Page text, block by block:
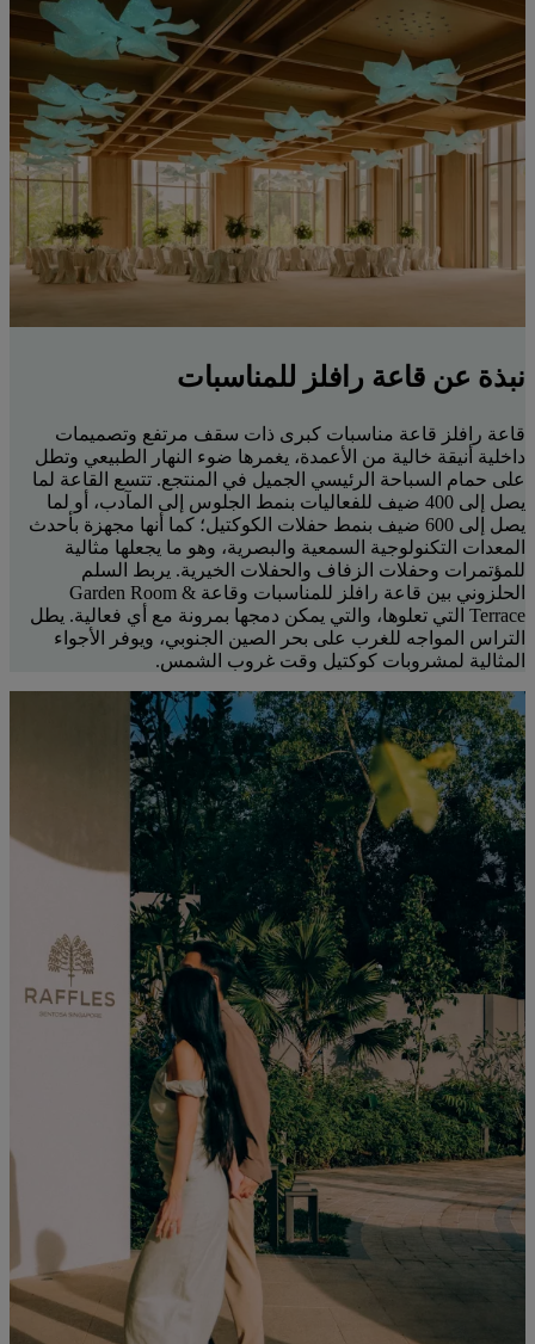
نبذة عن قاعة رافلز للمناسبات
قاعة رافلز قاعة مناسبات كبرى ذات سقف مرتفع وتصميمات
داخلية أنيقة خالية من الأعمدة، يغمرها ضوء النهار الطبيعي وتطل
على حمام السباحة الرئيسي الجميل في المنتجع. تتسع القاعة لما
يصل إلى 400 ضيف للفعاليات بنمط الجلوس إلى المآدب، أو لما
يصل إلى 600 ضيف بنمط حفلات الكوكتيل؛ كما أنها مجهزة بأحدث
المعدات التكنولوجية السمعية والبصرية، وهو ما يجعلها مثالية
للمؤتمرات وحفلات الزفاف والحفلات الخيرية. يربط السلم
الحلزوني بين قاعة رافلز للمناسبات وقاعة Garden Room &
Terrace التي تعلوها، والتي يمكن دمجها بمرونة مع أي فعالية. يطل
التراس المواجه للغرب على بحر الصين الجنوبي، ويوفر الأجواء
المثالية لمشروبات كوكتيل وقت غروب الشمس.